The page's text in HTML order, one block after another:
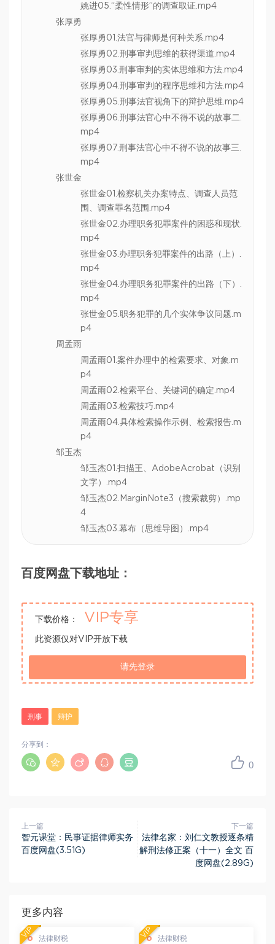
姚进05.“柔性情形”的调查取证.mp4
张厚勇
张厚勇01.法官与律师是何种关系.mp4
张厚勇02.刑事审判思维的获得渠道.mp4
张厚勇03.刑事审判的实体思维和方法.mp4
张厚勇04.刑事审判的程序思维和方法.mp4
张厚勇05.刑事法官视角下的辩护思维.mp4
张厚勇06.刑事法官心中不得不说的故事二.
mp4
张厚勇07.刑事法官心中不得不说的故事三.
mp4
张世金
张世金01.检察机关办案特点、调查人员范
围、调查罪名范围.mp4
张世金02.办理职务犯罪案件的困惑和现状.
mp4
张世金03.办理职务犯罪案件的出路（上）.
mp4
张世金04.办理职务犯罪案件的出路（下）.
mp4
张世金05.职务犯罪的几个实体争议问题.m
p4
周孟雨
周孟雨01.案件办理中的检索要求、对象.m
p4
周孟雨02.检索平台、关键词的确定.mp4
周孟雨03.检索技巧.mp4
周孟雨04.具体检索操作示例、检索报告.m
p4
邹玉杰
邹玉杰01.扫描王、AdobeAcrobat（识别
文字）.mp4
邹玉杰02.MarginNote3（搜索裁剪）.mp
4
邹玉杰03.幕布（思维导图）.mp4
百度网盘下载地址：
下载价格： VIP专享
此资源仅对VIP开放下载
请先登录
刑事 辩护
0
分享到：
上一篇
智元课堂：民事证据律师实务
百度网盘(3.51G)
下一篇
法律名家：刘仁文教授逐条精
解刑法修正案（十一）全文 百
度网盘(2.89G)
更多内容
法律财税
VIP 法律财税
VIP